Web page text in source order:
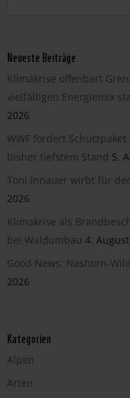
Neueste Beiträge
Klimakrise offenbart
vielfältigen Energiemix
2026
WWF fordert
bisher tiefstem Stand 5.
Toni Innauer wirbt für
2026
Klimakrise als
bei Waldumbau 4.
Good News: Nashorn-
2026
Kategorien
Alpen
Arten